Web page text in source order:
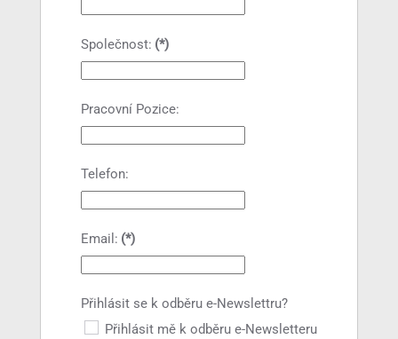
Společnost: (*)
Pracovní Pozice:
Telefon:
Email: (*)
Přihlásit se k odběru e-Newslettru?
Přihlásit mě k odběru e-Newsletteru